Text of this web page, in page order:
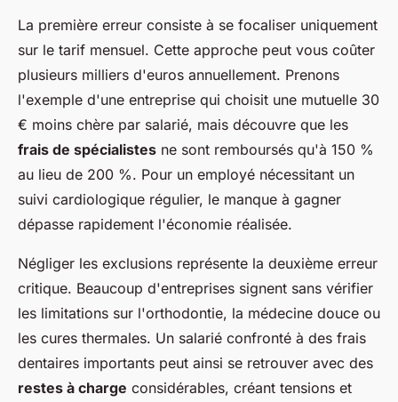
La première erreur consiste à se focaliser uniquement
sur le tarif mensuel. Cette approche peut vous coûter
plusieurs milliers d'euros annuellement. Prenons
l'exemple d'une entreprise qui choisit une mutuelle 30
€ moins chère par salarié, mais découvre que les
frais de spécialistes ne sont remboursés qu'à 150 %
au lieu de 200 %. Pour un employé nécessitant un
suivi cardiologique régulier, le manque à gagner
dépasse rapidement l'économie réalisée.
Négliger les exclusions représente la deuxième erreur
critique. Beaucoup d'entreprises signent sans vérifier
les limitations sur l'orthodontie, la médecine douce ou
les cures thermales. Un salarié confronté à des frais
dentaires importants peut ainsi se retrouver avec des
restes à charge considérables, créant tensions et